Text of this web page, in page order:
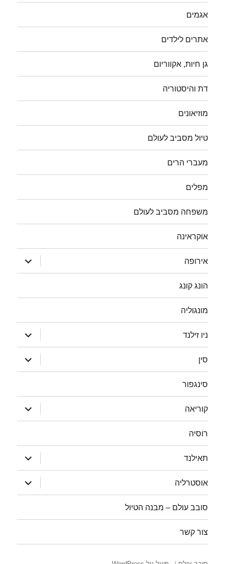
אגמים
אתרים לילדים
גן חיות, אקווריום
דת והיסטוריה
מוזיאונים
טיול מסביב לעולם
מעברי הרים
מפלים
משפחה מסביב לעולם
אוקראינה
אירופה
הצג
תפריט
הונג קונג
מונגוליה
ניו זילנד
הצג
תפריט
סין
הצג
תפריט
סינגפור
קוריאה
הצג
תפריט
רוסיה
תאילנד
הצג
תפריט
אוסטרליה
הצג
תפריט
סובב עולם – מבנה הטיול
צור קשר